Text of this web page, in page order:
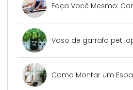
Faça Você Mesmo:
Vaso de garrafa pet:
Como Montar um